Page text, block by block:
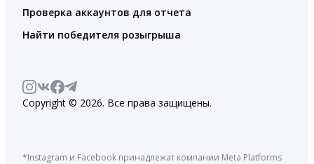
Проверка аккаунтов для отчета
Найти победителя розыгрыша
Copyright © 2026. Все права защищены.
*Instagram и Facebook принадлежат компании Meta Platforms